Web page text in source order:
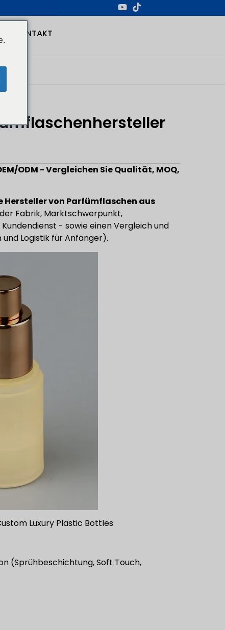
KONTAKT
ODM - Vergleichen Sie Qualität, MOQ,
Hersteller von Parfümflaschen aus
Fabrik, Marktschwerpunkt,
- sowie einen Vergleich und
Logistik für Anfänger).
Luxury Plastic Bottles
(Sprühbeschichtung, Soft Touch,